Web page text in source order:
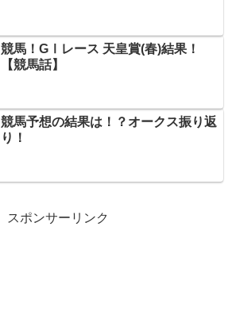
競馬！GⅠレース 天皇賞(春)結果！
【競馬話】
競馬予想の結果は！？オークス振り返
り！
スポンサーリンク